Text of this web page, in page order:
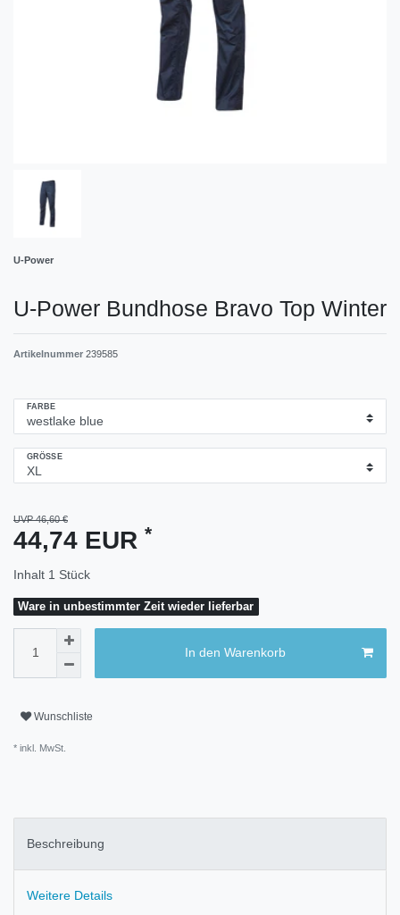
U-Power
U-Power Bundhose Bravo Top Winter
Artikelnummer 239585
FARBE
GRÖSSE
UVP 46,60 €
44,74 EUR *
Inhalt 1 Stück
Ware in unbestimmter Zeit wieder lieferbar
In den Warenkorb
Wunschliste
* inkl. MwSt.
Beschreibung
Weitere Details